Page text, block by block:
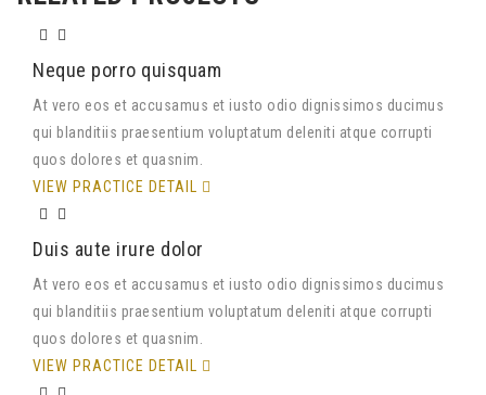
Neque porro quisquam
At vero eos et accusamus et iusto odio dignissimos ducimus
qui blanditiis praesentium voluptatum deleniti atque corrupti
quos dolores et quasnim.
VIEW PRACTICE DETAIL
Duis aute irure dolor
At vero eos et accusamus et iusto odio dignissimos ducimus
qui blanditiis praesentium voluptatum deleniti atque corrupti
quos dolores et quasnim.
VIEW PRACTICE DETAIL